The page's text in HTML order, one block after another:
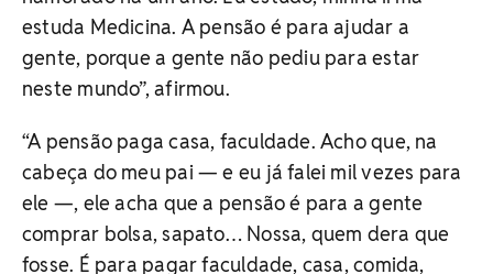
estuda Medicina. A pensão é para ajudar a
gente, porque a gente não pediu para estar
neste mundo”, afirmou.
“A pensão paga casa, faculdade. Acho que, na
cabeça do meu pai — e eu já falei mil vezes para
ele —, ele acha que a pensão é para a gente
comprar bolsa, sapato… Nossa, quem dera que
fosse. É para pagar faculdade, casa, comida,